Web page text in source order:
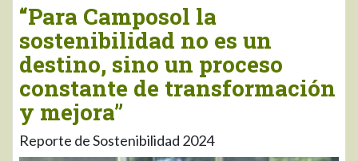
“Para Camposol la
sostenibilidad no es un
destino, sino un proceso
constante de transformación
y mejora”
Reporte de Sostenibilidad 2024